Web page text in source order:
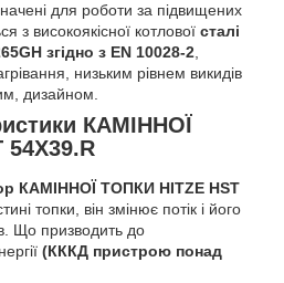
для роботи за підвищених
з високоякісної котлової сталі
згідно з EN 10028-2,
низьким рівнем викидів
дизайном.
КАМІННОЇ
КАМІННОЇ ТОПКИ HITZE HST
топки, він змінює потік і його
Що призводить до
(КККД пристрою понад